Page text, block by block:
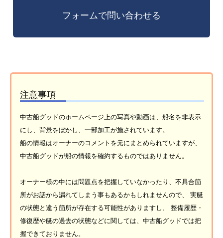
注意事項
中古船グッドのホームページ上の写真や動画は、船名を非表示
にし、背景をぼかし、一部加工が施されています。
船の情報はオーナーのコメントを元にまとめられていますが、
中古船グッドが船の情報を確約するものではありません。
オーナー様の中には問題点を把握していなかったり、不具合箇
所がお話から漏れてしまう事もあるかもしれませんので、 実艇
の状態と違う箇所が存在する可能性がありますし、 整備履歴・
修復歴や艇の過去の状態などに関しては、中古船グッドでは把
握できておりません。